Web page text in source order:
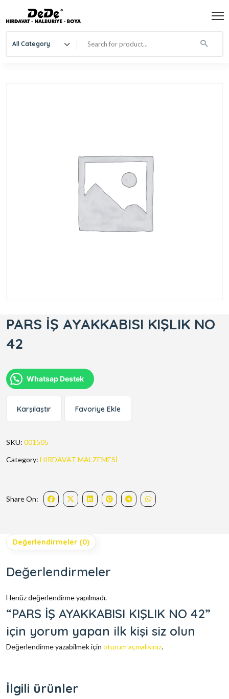
All Category
PARS İŞ AYAKKABISI KIŞLIK NO
42
Whatsap Destek
Karşılaştır Favoriye Ekle
SKU: 001505
Category: HIRDAVAT MALZEMESİ
Share On:
Değerlendirmeler (0)
Değerlendirmeler
Henüz değerlendirme yapılmadı.
“PARS İŞ AYAKKABISI KIŞLIK NO 42”
için yorum yapan ilk kişi siz olun
Değerlendirme yazabilmek için oturum açmalısınız.
İlgili ürünler